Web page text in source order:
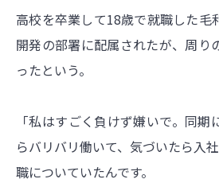
高校を卒業して18歳で就職した毛
開発の部署に配属されたが、周り
ったという。
「私はすごく負けず嫌いで。同
らバリバリ働いて、気づいたら入
職についていたんです。